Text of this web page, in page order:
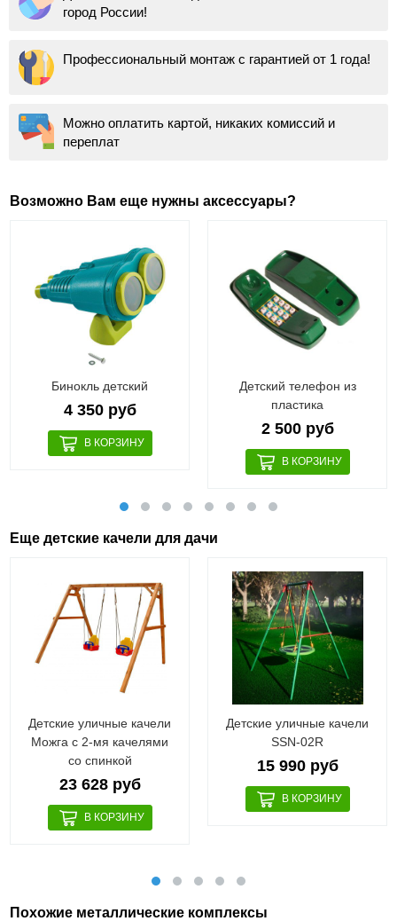
город России!
Профессиональный монтаж с гарантией от 1 года!
Можно оплатить картой, никаких комиссий и
переплат
Возможно Вам еще нужны аксессуары?
Бинокль детский
4 350 руб
Детский телефон из
пластика
2 500 руб
Еще детские качели для дачи
Детские уличные качели
Можга с 2-мя качелями
со спинкой
23 628 руб
Детские уличные качели
SSN-02R
15 990 руб
Похожие металлические комплексы